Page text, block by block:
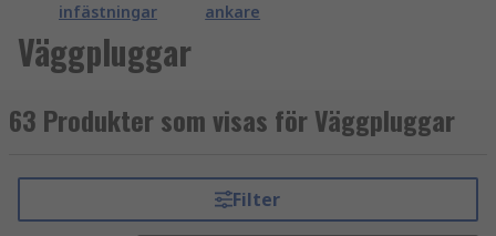
infästningar
ankare
Väggpluggar
63 Produkter som visas för Väggpluggar
Filter